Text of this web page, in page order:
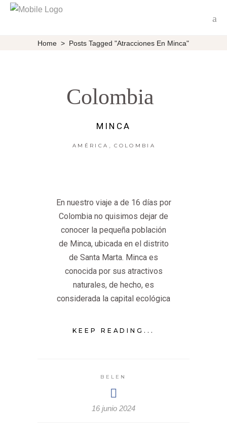
Home > Posts Tagged "atracciones En Minca"
Colombia
MINCA
AMÉRICA , COLOMBIA
En nuestro viaje a de 16 días por
Colombia no quisimos dejar de
conocer la pequeña población
de Minca, ubicada en el distrito
de Santa Marta. Minca es
conocida por sus atractivos
naturales, de hecho, es
considerada la capital ecológica
KEEP READING...
BELEN
16 junio 2024